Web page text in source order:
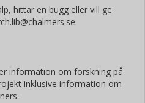
hittar en bugg eller vill ge
information om forskning på
inklusive information om